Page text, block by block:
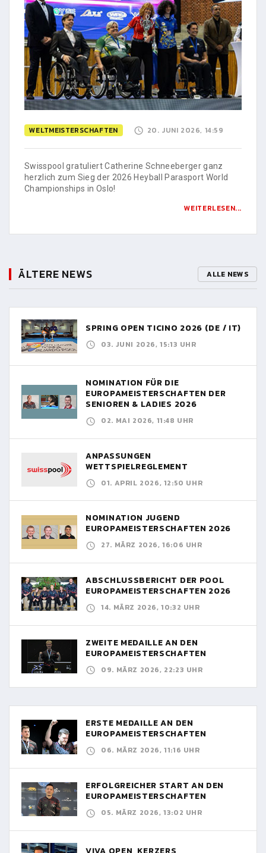
WELTMEISTERSCHAFTEN 20. JUNI 2026, 14:59
Swisspool gratuliert Catherine Schneeberger ganz
herzlich zum Sieg der 2026 Heyball Parasport World
Championships in Oslo!
WEITERLESEN...
ÄLTERE NEWS ALLE NEWS
SPRING OPEN TICINO 2026 (DE / IT)
03. JUNI 2026, 15:13 UHR
NOMINATION FÜR DIE
EUROPAMEISTERSCHAFTEN DER
SENIOREN & LADIES 2026
02. MAI 2026, 11:48 UHR
ANPASSUNGEN
WETTSPIELREGLEMENT
01. APRIL 2026, 12:50 UHR
NOMINATION JUGEND
EUROPAMEISTERSCHAFTEN 2026
27. MÄRZ 2026, 16:06 UHR
ABSCHLUSSBERICHT DER POOL
EUROPAMEISTERSCHAFTEN 2026
14. MÄRZ 2026, 10:32 UHR
ZWEITE MEDAILLE AN DEN
EUROPAMEISTERSCHAFTEN
09. MÄRZ 2026, 22:23 UHR
ERSTE MEDAILLE AN DEN
EUROPAMEISTERSCHAFTEN
06. MÄRZ 2026, 11:16 UHR
ERFOLGREICHER START AN DEN
EUROPAMEISTERSCHAFTEN
05. MÄRZ 2026, 13:02 UHR